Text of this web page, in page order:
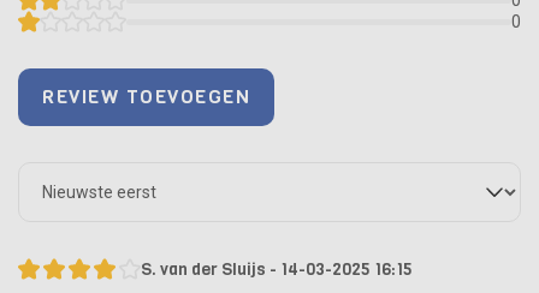
0
REVIEW TOEVOEGEN
S. van der Sluijs - 14-03-2025 16:15